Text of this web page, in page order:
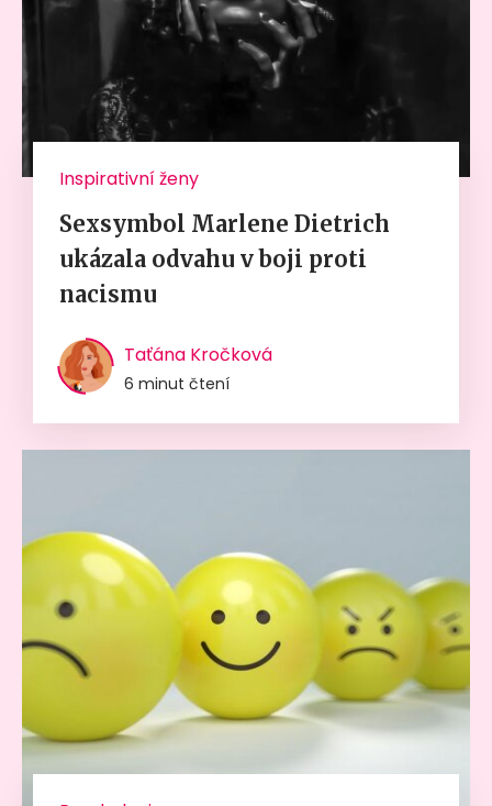
Inspirativní ženy
Sexsymbol Marlene Dietrich
ukázala odvahu v boji proti
nacismu
Taťána Kročková
6 minut čtení